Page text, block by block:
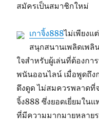
สมัครเป็นสมาชิกใหม่
เกาจิ้ง888ไม่เพียงแ
สนุกสนานเพลิดเพลิ
ใจสำหรับผู้เล่นที่ต้องกา
พนันออนไลน์ เมื่อพูดถึง
ดึงดูด ไม่สมควรพลาดที่จ
จิ้ง888 ซึ่งยอดเยี่ยมใน
ที่มีความมากมายหลาย